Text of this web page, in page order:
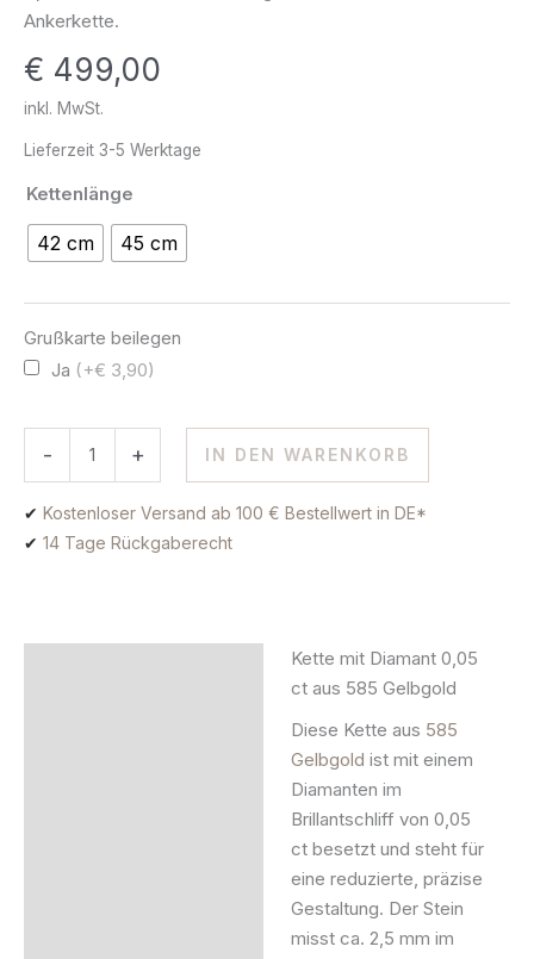
Ankerkette.
€ 499,00
inkl. MwSt.
Lieferzeit 3-5 Werktage
Kettenlänge
42 cm 45 cm
Grußkarte beilegen
Ja (+€ 3,90)
-
ct.
Gold
Menge
+ IN DEN WARENKORB
✔ Kostenloser Versand ab 100 € Bestellwert in DE*
✔ 14 Tage Rückgaberecht
Kette mit Diamant 0,05
ct aus 585 Gelbgold
Diese Kette aus 585
Gelbgold ist mit einem
Diamanten im
Brillantschliff von 0,05
ct besetzt und steht für
eine reduzierte, präzise
Gestaltung. Der Stein
misst ca. 2,5 mm im